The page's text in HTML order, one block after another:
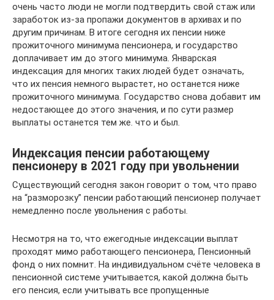
очень часто люди не могли подтвердить свой стаж или
заработок из-за пропажи документов в архивах и по
другим причинам. В итоге сегодня их пенсии ниже
прожиточного минимума пенсионера, и государство
доплачивает им до этого минимума. Январская
индексация для многих таких людей будет означать,
что их пенсия немного вырастет, но останется ниже
прожиточного минимума. Государство снова добавит им
недостающее до этого значения, и по сути размер
выплаты останется тем же. что и был.
Индексация пенсии работающему
пенсионеру в 2021 году при увольнении
Существующий сегодня закон говорит о том, что право
на “разморозку” пенсии работающий пенсионер получает
немедленно после увольнения с работы.
Несмотря на то, что ежегодные индексации выплат
проходят мимо работающего пенсионера, Пенсионный
фонд о них помнит. На индивидуальном счёте человека в
пенсионной системе учитывается, какой должна быть
его пенсия, если учитывать все пропущенные